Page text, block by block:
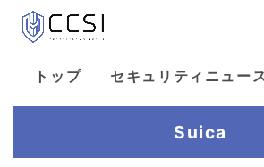
トップ セキュリティニュー
Suica